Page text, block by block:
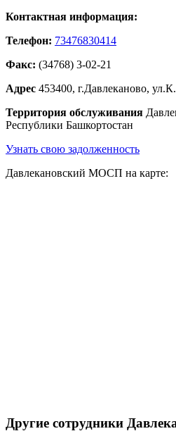
Контактная информация:
Телефон: 73476830414
Факс: (34768) 3-02-21
Адрес 453400, г.Давлеканово,
Территория обслуживания
Республики Башкортостан
Узнать свою задолженность
Давлекановский МОСП на карте:
Другие сотрудники